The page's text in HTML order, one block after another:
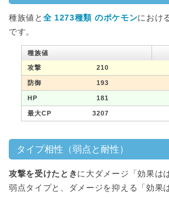
種族値と 全 1273種類 のポケモンにおけ
です。
種族値
攻撃 210
防御 193
HP 181
最大CP 3207
タイプ相性（弱点と耐性）
攻撃を受けたとき に大ダメージ「効果は
弱点タイプと、ダメージを抑える「効果